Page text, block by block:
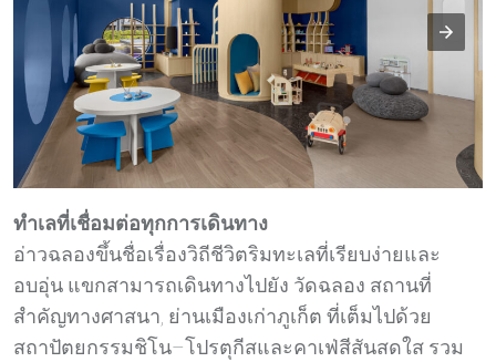
ทำเลที่เชื่อมต่อทุกการเดินทาง
อ่าวฉลองขึ้นชื่อเรื่องวิถีชีวิตริมทะเลที่เรียบง่ายและ
อบอุ่น แขกสามารถเดินทางไปยัง วัดฉลอง สถานที่
สำคัญทางศาสนา, ย่านเมืองเก่าภูเก็ต ที่เต็มไปด้วย
สถาปัตยกรรมชิโน–โปรตุกีสและคาเฟ่สีสันสดใส รวม